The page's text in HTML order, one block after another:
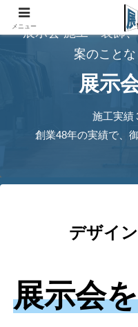
展示会 施工・装飾
案のこと
展示
施工実績
創業48年の実績で、
デザイ
展示会
メニュー